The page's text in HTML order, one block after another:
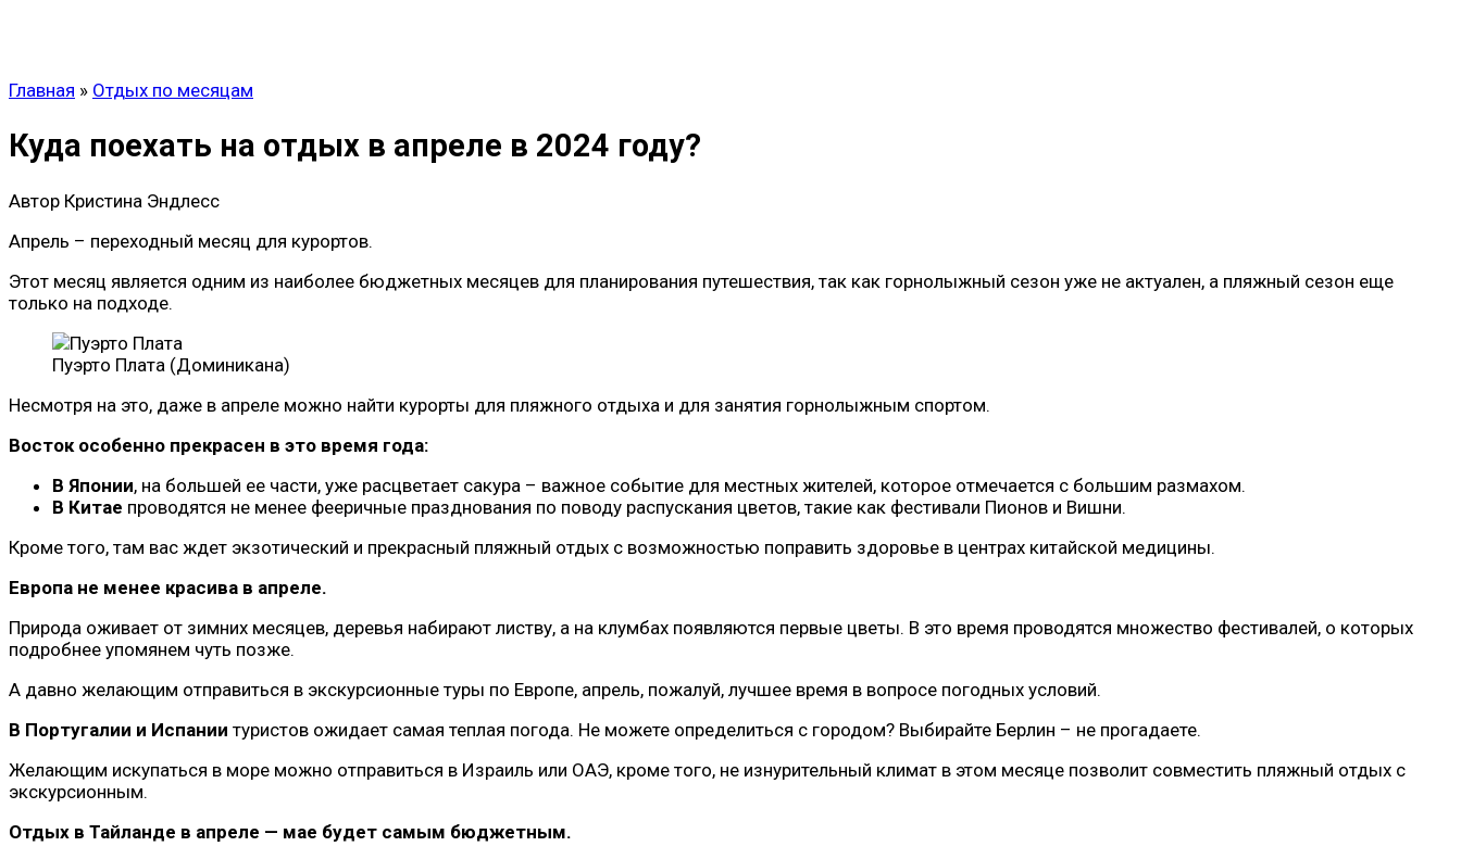
Главная » Отдых по месяцам
Куда поехать на отдых в апреле в 2024 году?
Автор Кристина Эндлесс
Апрель – переходный месяц для курортов.
Этот месяц является одним из наиболее бюджетных месяцев для планирования путешествия, так как горнолыжный сезон уже не актуален, а пляжный сезон еще
только на подходе.
Пуэрто Плата (Доминикана)
Несмотря на это, даже в апреле можно найти курорты для пляжного отдыха и для занятия горнолыжным спортом.
Восток особенно прекрасен в это время года:
В Японии, на большей ее части, уже расцветает сакура – важное событие для местных жителей, которое отмечается с большим размахом.
В Китае проводятся не менее фееричные празднования по поводу распускания цветов, такие как фестивали Пионов и Вишни.
Кроме того, там вас ждет экзотический и прекрасный пляжный отдых с возможностью поправить здоровье в центрах китайской медицины.
Европа не менее красива в апреле.
Природа оживает от зимних месяцев, деревья набирают листву, а на клумбах появляются первые цветы. В это время проводятся множество фестивалей, о которых
подробнее упомянем чуть позже.
А давно желающим отправиться в экскурсионные туры по Европе, апрель, пожалуй, лучшее время в вопросе погодных условий.
В Португалии и Испании туристов ожидает самая теплая погода. Не можете определиться с городом? Выбирайте Берлин – не прогадаете.
Желающим искупаться в море можно отправиться в Израиль или ОАЭ, кроме того, не изнурительный климат в этом месяце позволит совместить пляжный отдых с
экскурсионным.
Отдых в Тайланде в апреле — мае будет самым бюджетным.